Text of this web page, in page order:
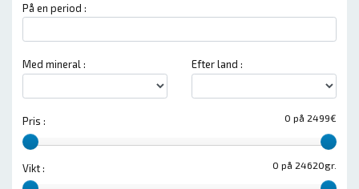
På en period :
Med mineral : Efter land :
0 på 2499€
Pris :
0 på 24620gr.
Vikt :